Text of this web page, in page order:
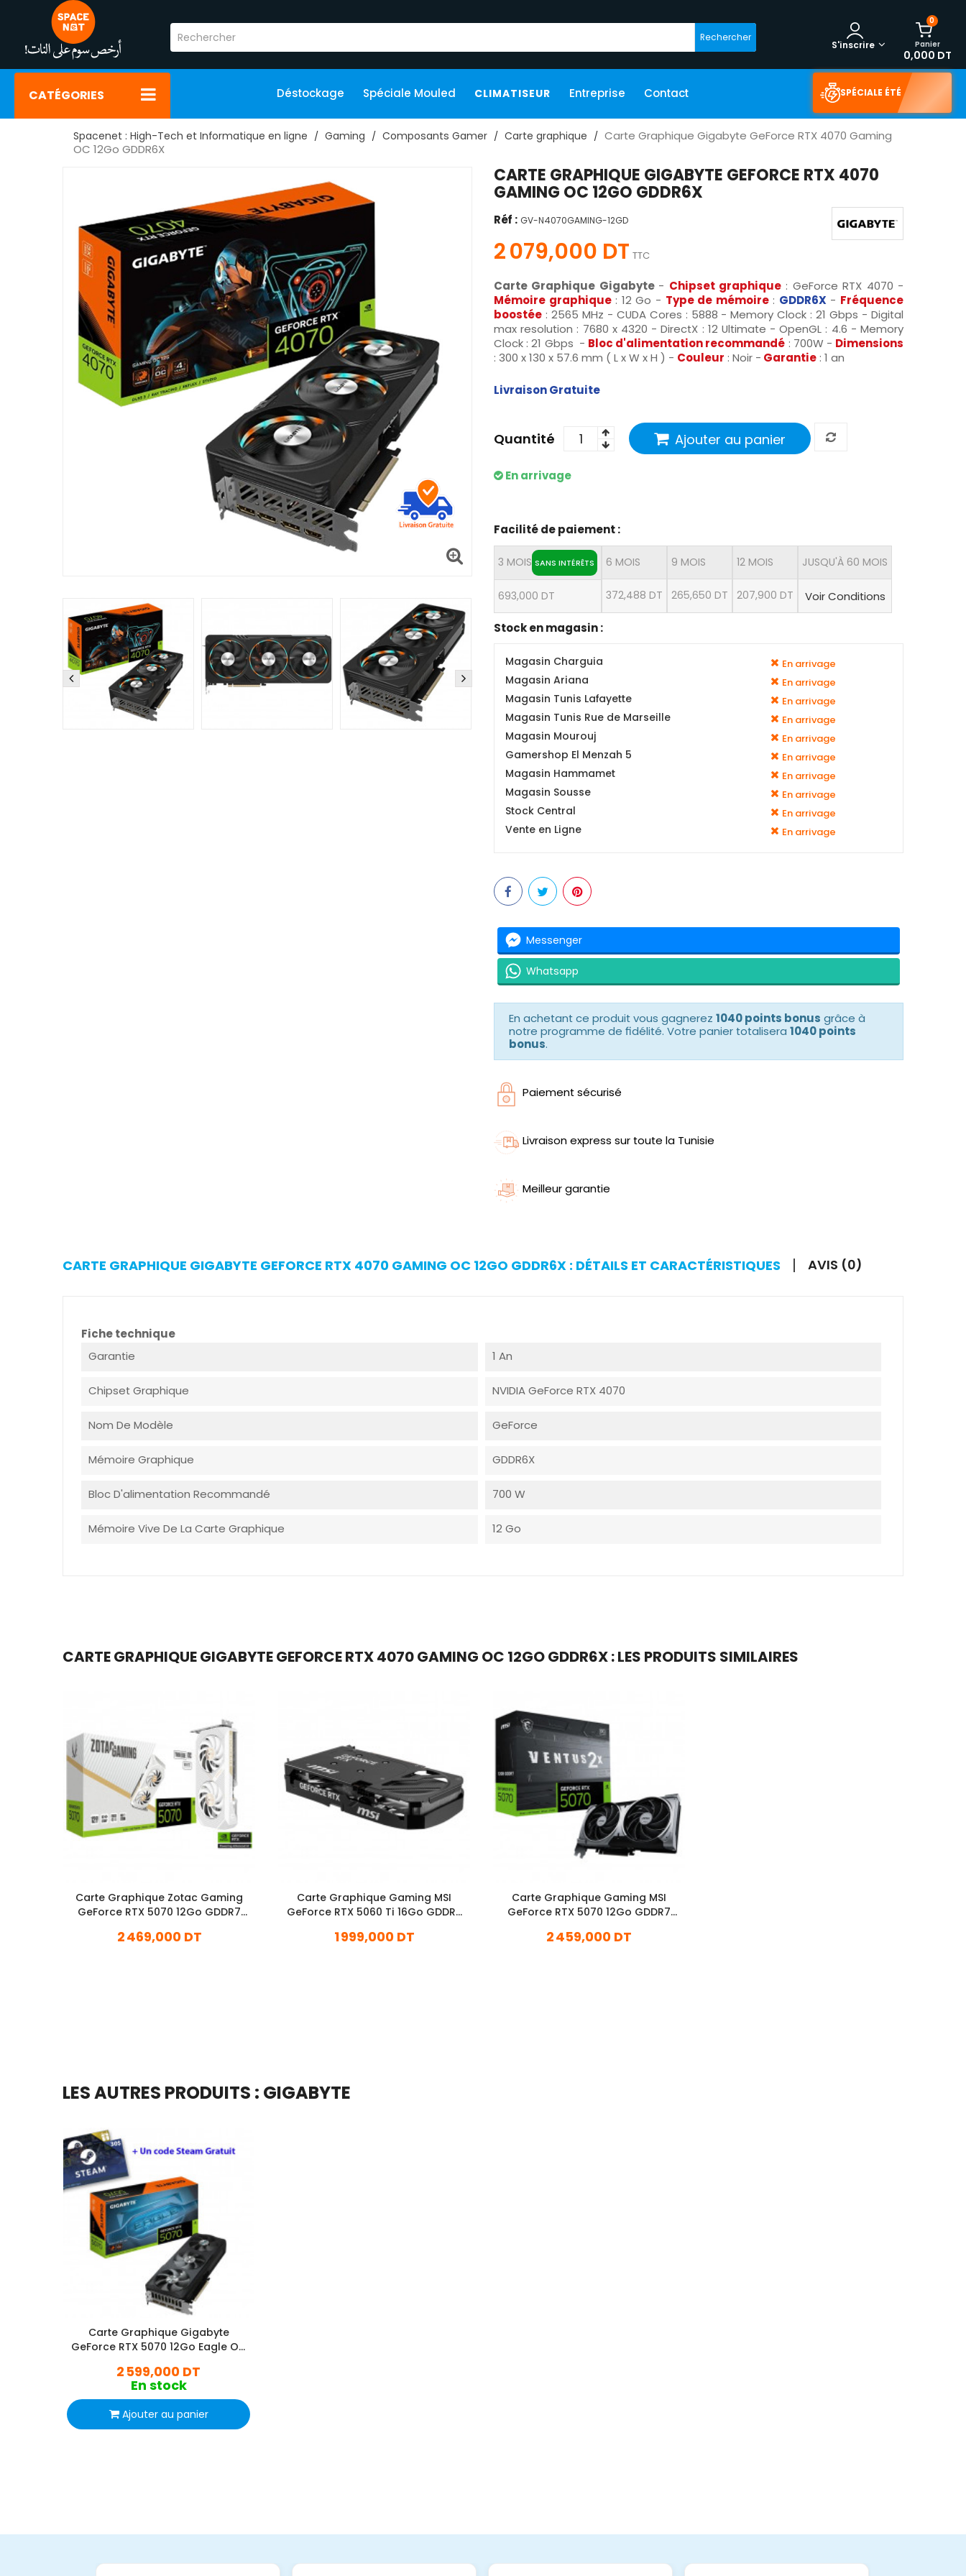
Rechercher
0
Panier
0,000 DT
S'inscrire
CATÉGORIES Déstockage Spéciale Mouled CLIMATISEUR Entreprise Contact SPÉCIALE ÉTÉ
Spacenet : High-Tech et Informatique en ligne Gaming Composants Gamer Carte graphique
Carte Graphique Gigabyte GeForce RTX 4070 Gaming
OC 12Go GDDR6X
CARTE GRAPHIQUE GIGABYTE GEFORCE RTX 4070
GAMING OC 12GO GDDR6X
Réf : GV-N4070GAMING-12GD
2 079,000 DT TTC
Carte Graphique Gigabyte - Chipset graphique : GeForce RTX 4070 -
Mémoire graphique: 12 Go - Type de mémoire: GDDR6X - Fréquence
boostée : 2565 MHz - CUDA Cores : 5888 - Memory Clock : 21 Gbps - Digital
max resolution : 7680 x 4320 -DirectX : 12 Ultimate - OpenGL : 4.6 - Memory
Clock : 21 Gbps - Bloc d'alimentation recommandé : 700W - Dimensions
: 300 x 130 x 57.6 mm ( L x W x H ) - Couleur : Noir - Garantie : 1 an
Livraison Gratuite
Quantité Ajouter au panier
En arrivage
Facilité de paiement :
3 MOIS SANS INTÉRÊTS
693,000 DT
6 MOIS
372,488 DT
9 MOIS
265,650 DT
12 MOIS
207,900 DT
JUSQU'À 60 MOIS
Voir Conditions
Stock en magasin :
Magasin Charguia En arrivage
Magasin Ariana En arrivage
Magasin Tunis Lafayette En arrivage
Magasin Tunis Rue de Marseille En arrivage
Magasin Mourouj En arrivage
Gamershop El Menzah 5 En arrivage
Magasin Hammamet En arrivage
Magasin Sousse En arrivage
Stock Central En arrivage
Vente en Ligne En arrivage
Messenger
Whatsapp
En achetant ce produit vous gagnerez 1040 points bonus grâce à
notre programme de fidélité. Votre panier totalisera 1040 points
bonus.
Paiement sécurisé
Livraison express sur toute la Tunisie
Meilleur garantie
CARTE GRAPHIQUE GIGABYTE GEFORCE RTX 4070 GAMING OC 12GO GDDR6X : DÉTAILS ET CARACTÉRISTIQUES AVIS (0)
Fiche technique
Garantie
1 An
Chipset Graphique NVIDIA GeForce RTX 4070
Nom De Modèle GeForce
Mémoire Graphique GDDR6X
Bloc D'alimentation Recommandé 700 W
Mémoire Vive De La Carte Graphique 12 Go
CARTE GRAPHIQUE GIGABYTE GEFORCE RTX 4070 GAMING OC 12GO GDDR6X : LES PRODUITS SIMILAIRES
Carte Graphique Zotac Gaming
GeForce RTX 5070 12Go GDDR7
2 469,000 DT
Carte Graphique Gaming MSI
GeForce RTX 5060 Ti 16Go GDDR7
1 999,000 DT
Carte Graphique Gaming MSI
GeForce RTX 5070 12Go GDDR7
2 459,000 DT
LES AUTRES PRODUITS : GIGABYTE
Carte Graphique Gigabyte
GeForce RTX 5070 12Go Eagle OC
2 599,000 DT
En stock
Ajouter au panier